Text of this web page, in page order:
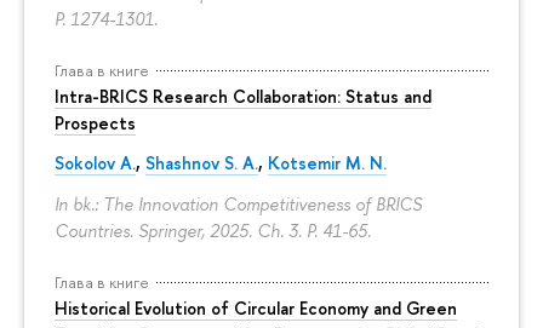
P. 1274-1301.
Глава в книге
Intra-BRICS Research Collaboration: Status and
Prospects
Sokolov A., Shashnov S. A., Kotsemir M. N.
In bk.: The Innovation Competitiveness of BRICS
Countries. Springer, 2025. Ch. 3. P. 41-65.
Глава в книге
Historical Evolution of Circular Economy and Green